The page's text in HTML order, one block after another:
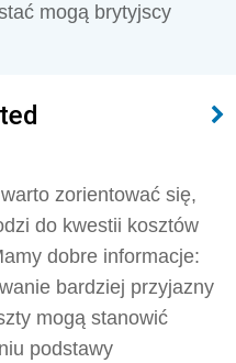
mogą brytyjscy
zorientować się,
do kwestii kosztów
dobre informacje:
bardziej przyjazny
mogą stanowić
podstawy